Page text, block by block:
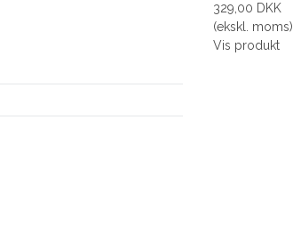
329,00 DKK
(ekskl. moms)
Vis produkt